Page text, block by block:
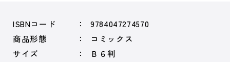
ISBNコード
9784047274570
商品形態
コミックス
サイズ
Ｂ６判